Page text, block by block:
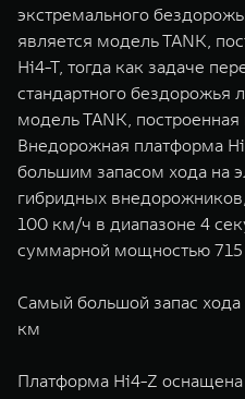
экстремального
является модель TANK,
Hi4-T, тогда как задаче
стандартного бездорожья
модель TANK,
Внедорожная платформа
большим запасом хода на
гибридных
100 км/ч в диапазоне 4
суммарной мощностью 715
Самый большой запас хода
км
Платформа Hi4-Z